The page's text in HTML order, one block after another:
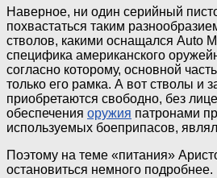
Наверное, ни один серийный
похвастаться таким
стволов, какими оснащался Auto
специфика американского
согласно которому, основной
только его рамка. А вот стволы и
приобретаются свободно, без
обеспечения оружия патронами
используемых боеприпасов,
Поэтому на теме «питания»
остановиться немного подробнее.